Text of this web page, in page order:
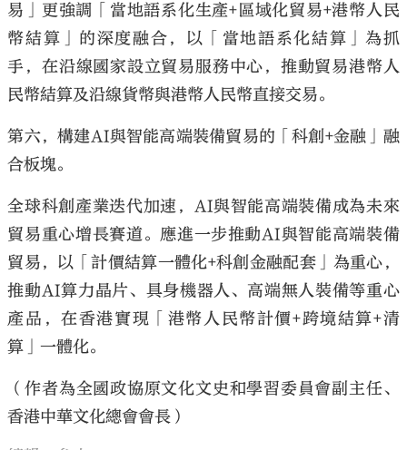
易」更強調「當地語系化生產+區域化貿易+港幣人民
幣結算」的深度融合，以「當地語系化結算」為抓
手，在沿線國家設立貿易服務中心，推動貿易港幣人
民幣結算及沿線貨幣與港幣人民幣直接交易。
第六，構建AI與智能高端裝備貿易的「科創+金融」融
合板塊。
全球科創產業迭代加速，AI與智能高端裝備成為未來
貿易重心增長賽道。應進一步推動AI與智能高端裝備
貿易，以「計價結算一體化+科創金融配套」為重心，
推動AI算力晶片、具身機器人、高端無人裝備等重心
產品，在香港實現「港幣人民幣計價+跨境結算+清
算」一體化。
（作者為全國政協原文化文史和學習委員會副主任、
香港中華文化總會會長）